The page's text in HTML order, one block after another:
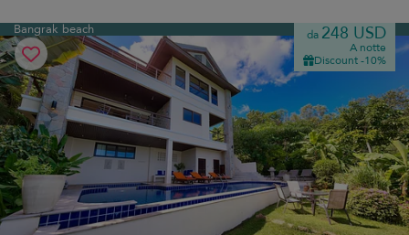
Bangrak beach da 248 USD
A notte
Discount -10%